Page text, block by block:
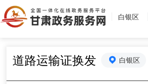
白银区
道路运输证换发 白银区